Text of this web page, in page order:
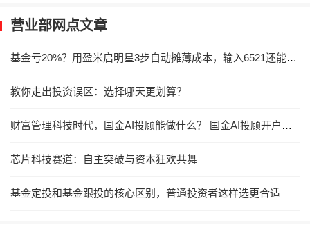
营业部网点文章
基金亏20%？用盈米启明星3步自动摊薄成本，输入6521还能1折加仓
教你走出投资误区：选择哪天更划算？
财富管理科技时代，国金AI投顾能做什么？ 国金AI投顾开户享免费体验！
芯片科技赛道：自主突破与资本狂欢共舞
基金定投和基金跟投的核心区别，普通投资者这样选更合适